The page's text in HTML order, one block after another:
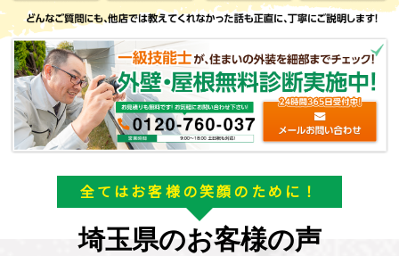
全てはお客様の笑顔のために！
埼玉県のお客様の声